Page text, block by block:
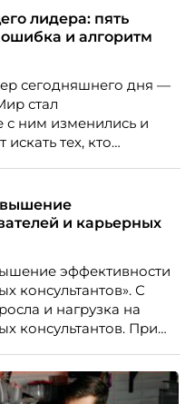
лидера: пять
и алгоритм
сегодняшнего дня —
стал
с ним изменились и
тех, кто
стандартные
самых талантливых
потенциал ещё до
по
и формированию
и карьерных
эффективности
консультантов». С
и нагрузка на
консультантов. При
ускорить